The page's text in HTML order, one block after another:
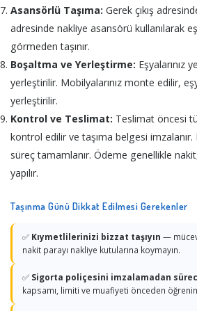
Asansörlü Taşıma: Gerek çıkış
adresinde nakliye asansörü kullanılarak
görmeden taşınır.
Boşaltma ve Yerleştirme: Eşyalarınız
yerleştirilir. Mobilyalarınız monte edilir,
yerleştirilir.
Kontrol ve Teslimat: Teslimat öncesi
kontrol edilir ve taşıma belgesi imzalanır.
süreç tamamlanır. Ödeme genellikle
yapılır.
Taşınma Günü Dikkat Edilmesi Gerekenler
✅ Kıymetlilerinizi bizzat taşıyın —
nakit parayı nakliye kutularına koymayın.
✅ Sigorta poliçesini imzalamadan
kapsamı, limiti ve muafiyeti önceden